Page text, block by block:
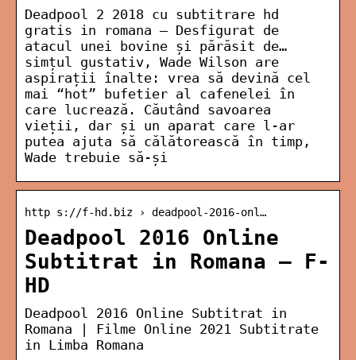
Deadpool 2 2018 cu subtitrare hd
gratis in romana – Desfigurat de
atacul unei bovine și părăsit de…
simțul gustativ, Wade Wilson are
aspirații înalte: vrea să devină cel
mai “hot” bufetier al cafenelei în
care lucrează. Căutând savoarea
vieții, dar și un aparat care l-ar
putea ajuta să călătorească în timp,
Wade trebuie să-și
http s://f-hd.biz › deadpool-2016-onl…
Deadpool 2016 Online
Subtitrat in Romana – F-
HD
Deadpool 2016 Online Subtitrat in
Romana | Filme Online 2021 Subtitrate
in Limba Romana